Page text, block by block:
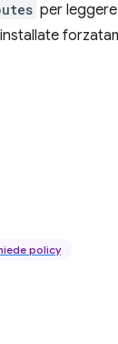
per
policy